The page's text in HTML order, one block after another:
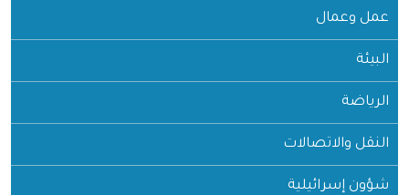
عمل وعمال
البيئة
الرياضة
النقل والاتصالات
شؤون إسرائيلية